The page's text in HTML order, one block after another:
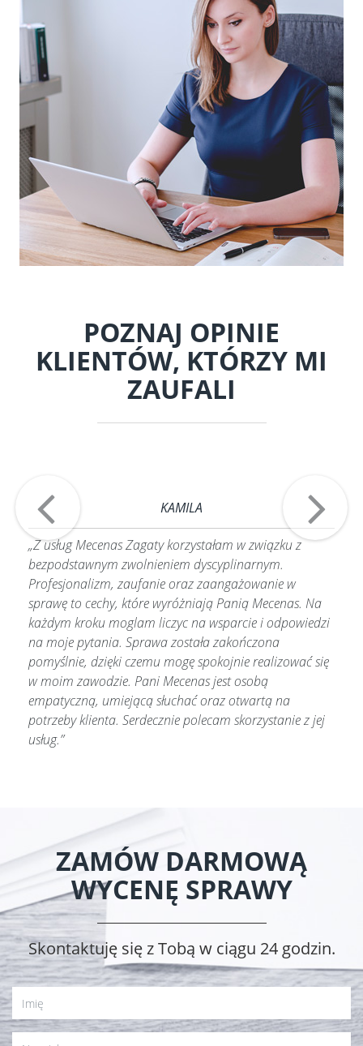
POZNAJ OPINIE
KLIENTÓW, KTÓRZY MI
ZAUFALI
Z usług Mecenas Zagaty korzystałam w związku z
bezpodstawnym zwolnieniem dyscyplinarnym.
Profesjonalizm, zaufanie oraz zaangażowanie w
sprawę to cechy, które wyróżniają Panią Mecenas. Na
każdym kroku moglam liczyc na wsparcie i odpowiedzi
na moje pytania. Sprawa została zakończona
pomyślnie, dzięki czemu mogę spokojnie realizować się
w moim zawodzie. Pani Mecenas jest osobą
empatyczną, umiejącą słuchać oraz otwartą na
potrzeby klienta. Serdecznie polecam skorzystanie z jej
usług.
KAMILA
ZAMÓW DARMOWĄ
WYCENĘ SPRAWY
Skontaktuję się z Tobą w ciągu 24 godzin.